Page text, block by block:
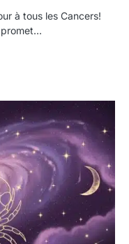
à tous les Cancers!
promet…